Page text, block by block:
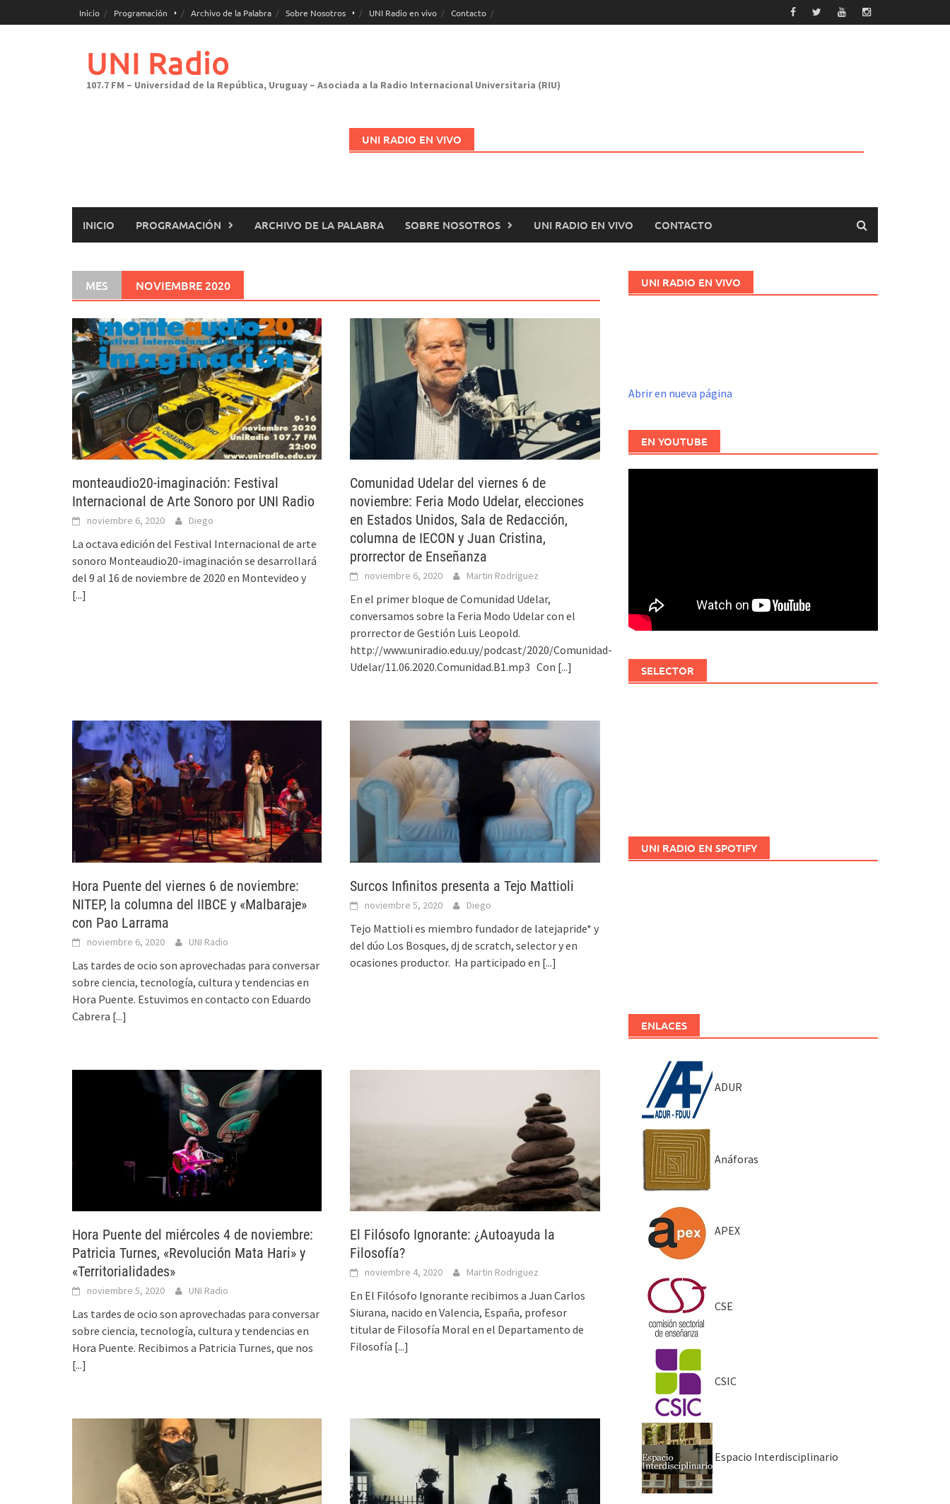
al
Inicio Programación Archivo de la Palabra Sobre Nosotros UNI Radio en vivo Contacto
UNI Radio
107.7 FM – Universidad de la República, Uruguay – Asociada a la Radio Internacional Universitaria (RIU)
UNI RADIO EN VIVO
INICIO PROGRAMACIÓN ARCHIVO DE LA PALABRA SOBRE NOSOTROS UNI RADIO EN VIVO CONTACTO
MES NOVIEMBRE 2020
monteaudio20-imaginación: Festival
Internacional de Arte Sonoro por UNI Radio
noviembre 6, 2020 Diego
La octava edición del Festival Internacional de arte
sonoro Monteaudio20-imaginación se desarrollará
del 9 al 16 de noviembre de 2020 en Montevideo y
[...]
Comunidad Udelar del viernes 6 de
noviembre: Feria Modo Udelar, elecciones
en Estados Unidos, Sala de Redacción,
columna de IECON y Juan Cristina,
prorrector de Enseñanza
noviembre 6, 2020 Martin Rodriguez
En el primer bloque de Comunidad Udelar,
conversamos sobre la Feria Modo Udelar con el
prorrector de Gestión Luis Leopold.
http://www.uniradio.edu.uy/podcast/2020/Comunidad-
Udelar/11.06.2020.Comunidad.B1.mp3 Con [...]
Hora Puente del viernes 6 de noviembre:
NITEP, la columna del IIBCE y «Malbaraje»
con Pao Larrama
noviembre 6, 2020 UNI Radio
Las tardes de ocio son aprovechadas para conversar
sobre ciencia, tecnología, cultura y tendencias en
Hora Puente. Estuvimos en contacto con Eduardo
Cabrera [...]
Surcos Infinitos presenta a Tejo Mattioli
noviembre 5, 2020 Diego
Tejo Mattioli es miembro fundador de latejapride* y
del dúo Los Bosques, dj de scratch, selector y en
ocasiones productor. Ha participado en [...]
Hora Puente del miércoles 4 de noviembre:
Patricia Turnes, «Revolución Mata Hari» y
«Territorialidades»
noviembre 5, 2020 UNI Radio
Las tardes de ocio son aprovechadas para conversar
sobre ciencia, tecnología, cultura y tendencias en
Hora Puente. Recibimos a Patricia Turnes, que nos
[...]
El Filósofo Ignorante: ¿Autoayuda la
Filosofía?
noviembre 4, 2020 Martin Rodriguez
En El Filósofo Ignorante recibimos a Juan Carlos
Siurana, nacido en Valencia, España, profesor
titular de Filosofía Moral en el Departamento de
Filosofía [...]
UNI RADIO EN VIVO
Abrir en nueva página
EN YOUTUBE
SELECTOR
UNI RADIO EN SPOTIFY
ENLACES
ADUR
Anáforas
APEX
CSE
CSIC
Espacio Interdisciplinario